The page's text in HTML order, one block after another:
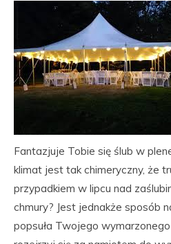
Fantazjuje Tobie się ślub w
klimat jest tak chimeryczny, że
przypadkiem w lipcu nad
chmury? Jest jednakże sposób
popsuła Twojego